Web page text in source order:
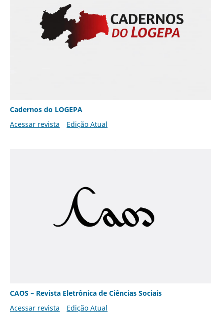
Cadernos do LOGEPA
Acessar revista
Edição Atual
CAOS – Revista Eletrônica de Ciências Sociais
Acessar revista
Edição Atual